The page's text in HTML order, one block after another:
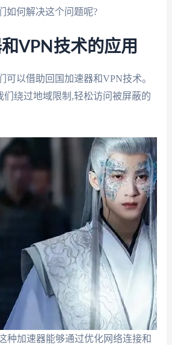
如何解决这个问题呢?
VPN技术的应用
可以借助回国加速器和VPN技术。
们绕过地域限制,轻松访问被屏蔽的
种加速器能够通过优化网络连接和